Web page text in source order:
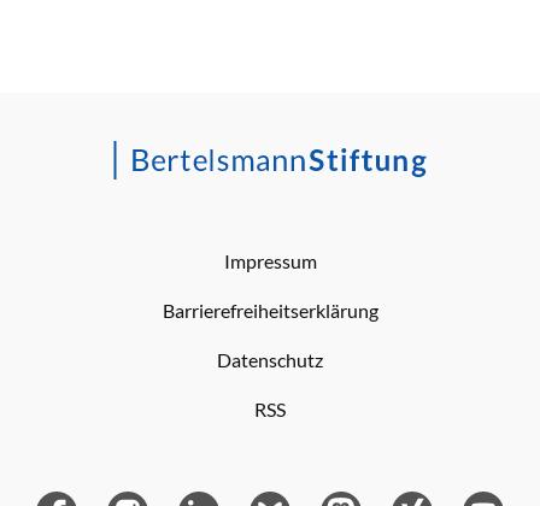
Impressum
Barrierefreiheitserklärung
Datenschutz
RSS